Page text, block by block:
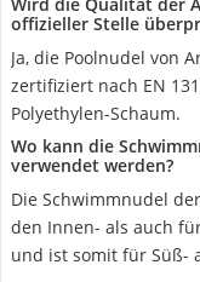
offizieller Stelle
Ja, die Poolnudel von
zertifiziert nach EN
Polyethylen-Schaum.
Wo kann die
verwendet werden?
Die Schwimmnudel
den Innen- als auch
und ist somit für Süß-